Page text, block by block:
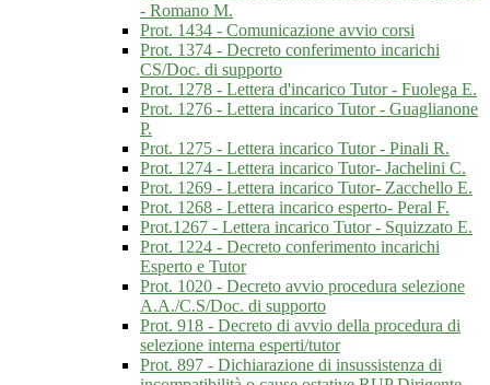
- Romano M.
Prot. 1434 - Comunicazione avvio corsi
Prot. 1374 - Decreto conferimento incarichi
CS/Doc. di supporto
Prot. 1278 - Lettera d'incarico Tutor - Fuolega E.
Prot. 1276 - Lettera incarico Tutor - Guaglianone
P.
Prot. 1275 - Lettera incarico Tutor - Pinali R.
Prot. 1274 - Lettera incarico Tutor- Jachelini C.
Prot. 1269 - Lettera incarico Tutor- Zacchello E.
Prot. 1268 - Lettera incarico esperto- Peral F.
Prot.1267 - Lettera incarico Tutor - Squizzato E.
Prot. 1224 - Decreto conferimento incarichi
Esperto e Tutor
Prot. 1020 - Decreto avvio procedura selezione
A.A./C.S/Doc. di supporto
Prot. 918 - Decreto di avvio della procedura di
selezione interna esperti/tutor
Prot. 897 - Dichiarazione di insussistenza di